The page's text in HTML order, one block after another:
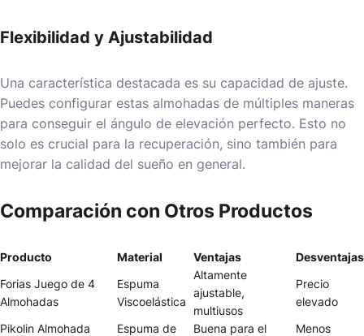
Flexibilidad y Ajustabilidad
Una característica destacada es su capacidad de ajuste.
Puedes configurar estas almohadas de múltiples maneras
para conseguir el ángulo de elevación perfecto. Esto no
solo es crucial para la recuperación, sino también para
mejorar la calidad del sueño en general.
Comparación con Otros Productos
Producto Material Ventajas
Desventajas
Forias Juego de 4
Almohadas
Espuma
Viscoelástica
Altamente
ajustable,
multiusos
Precio
elevado
Pikolin Almohada
Espuma de
Buena para el
Menos